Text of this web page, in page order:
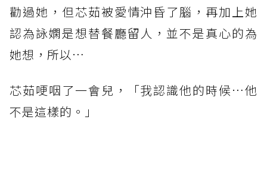
勸過她，但芯茹被愛情沖昏了腦，再加上她
認為詠嫻是想替餐廳留人，並不是真心的為
她想，所以…
芯茹哽咽了一會兒，「我認識他的時候…他
不是這樣的。」